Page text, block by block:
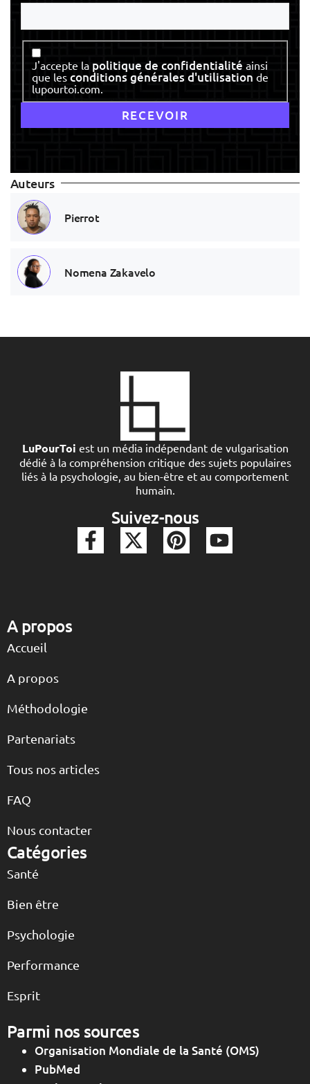
Votre
Consentement
J'accepte la politique de confidentialité ainsi
que les conditions générales d'utilisation de
lupourtoi.com.
Auteurs
Pierrot
Nomena Zakavelo
LuPourToi est un média indépendant de vulgarisation
dédié à la compréhension critique des sujets populaires
liés à la psychologie, au bien-être et au comportement
humain.
Suivez-nous
A propos
Accueil
A propos
Méthodologie
Partenariats
Tous nos articles
FAQ
Nous contacter
Catégories
Santé
Bien être
Psychologie
Performance
Esprit
Parmi nos sources
Organisation Mondiale de la Santé (OMS)
PubMed